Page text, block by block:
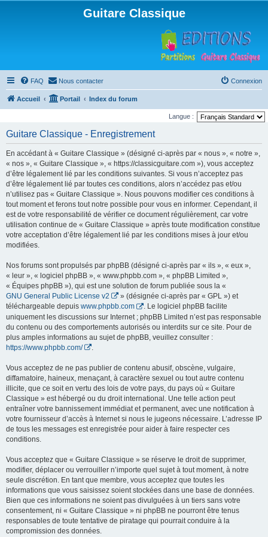
Guitare Classique
FAQ Nous contacter Connexion
Accueil Portail Index du forum
Langue :
Guitare Classique - Enregistrement
En accédant à « Guitare Classique » (désigné ci-après par « nous », « notre »,
« nos », « Guitare Classique », « https://classicguitare.com »), vous acceptez
d’être légalement lié par les conditions suivantes. Si vous n’acceptez pas
d’être légalement lié par toutes ces conditions, alors n’accédez pas et/ou
n’utilisez pas « Guitare Classique ». Nous pouvons modifier ces conditions à
tout moment et ferons tout notre possible pour vous en informer. Cependant, il
est de votre responsabilité de vérifier ce document régulièrement, car votre
utilisation continue de « Guitare Classique » après toute modification constitue
votre acceptation d’être légalement lié par les conditions mises à jour et/ou
modifiées.
Nos forums sont propulsés par phpBB (désigné ci-après par « ils », « eux »,
« leur », « logiciel phpBB », « www.phpbb.com », « phpBB Limited »,
« Équipes phpBB »), qui est une solution de forum publiée sous la «
GNU General Public License v2
» (désignée ci-après par « GPL ») et
téléchargeable depuis www.phpbb.com
. Le logiciel phpBB facilite
uniquement les discussions sur Internet ; phpBB Limited n’est pas responsable
du contenu ou des comportements autorisés ou interdits sur ce site. Pour de
plus amples informations au sujet de phpBB, veuillez consulter :
https://www.phpbb.com/
Vous acceptez de ne pas publier de contenu abusif, obscène, vulgaire,
diffamatoire, haineux, menaçant, à caractère sexuel ou tout autre contenu
illicite, que ce soit en vertu des lois de votre pays, du pays où « Guitare
Classique » est hébergé ou du droit international. Une telle action peut
entraîner votre bannissement immédiat et permanent, avec une notification à
votre fournisseur d’accès à Internet si nous le jugeons nécessaire. L’adresse IP
de tous les messages est enregistrée pour aider à faire respecter ces
conditions.
Vous acceptez que « Guitare Classique » se réserve le droit de supprimer,
modifier, déplacer ou verrouiller n’importe quel sujet à tout moment, à notre
seule discrétion. En tant que membre, vous acceptez que toutes les
informations que vous saisissez soient stockées dans une base de données.
Bien que ces informations ne soient pas divulguées à un tiers sans votre
consentement, ni « Guitare Classique » ni phpBB ne pourront être tenus
responsables de toute tentative de piratage qui pourrait conduire à la
compromission des données.